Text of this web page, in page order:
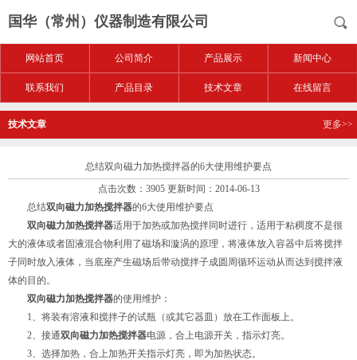
国华（常州）仪器制造有限公司
网站首页 公司简介 产品展示 新闻中心
联系我们 产品目录 技术文章 在线留言
技术文章 更多>>
总结双向磁力加热搅拌器的6大使用维护要点
点击次数：3905 更新时间：2014-06-13
总结双向磁力加热搅拌器的6大使用维护要点
双向磁力加热搅拌器适用于加热或加热搅拌同时进行，适用于粘稠度不是很
大的液体或者固液混合物利用了磁场和漩涡的原理，将液体放入容器中后将搅拌
子同时放入液体，当底座产生磁场后带动搅拌子成圆周循环运动从而达到搅拌液
体的目的。
双向磁力加热搅拌器的使用维护：
1、将装有溶液和搅拌子的试瓶（或其它器皿）放在工作面板上。
2、接通双向磁力加热搅拌器电源，合上电源开关，指示灯亮。
3、选择加热，合上加热开关指示灯亮，即为加热状态。